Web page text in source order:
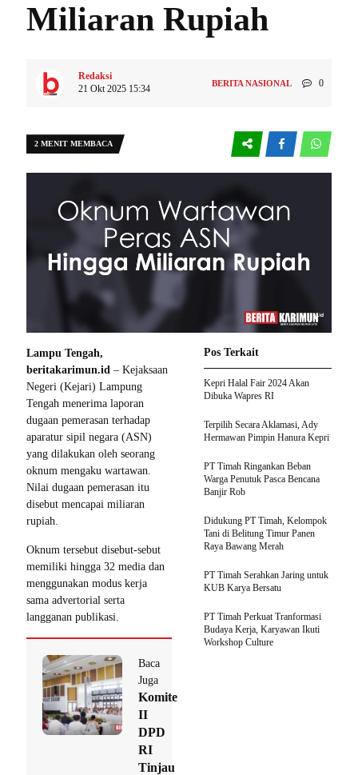
Miliaran Rupiah
Redaksi
21 Okt 2025 15:34
BERITA NASIONAL 0
2 MENIT MEMBACA
Lampu Tengah,
beritakarimun.id – Kejaksaan
Negeri (Kejari) Lampung
Tengah menerima laporan
dugaan pemerasan terhadap
aparatur sipil negara (ASN)
yang dilakukan oleh seorang
oknum mengaku wartawan.
Nilai dugaan pemerasan itu
disebut mencapai miliaran
rupiah.
Oknum tersebut disebut-sebut
memiliki hingga 32 media dan
menggunakan modus kerja
sama advertorial serta
langganan publikasi.
Baca
Juga
Komite
II
DPD
RI
Tinjau
Pos Terkait
Kepri Halal Fair 2024 Akan
Dibuka Wapres RI
Terpilih Secara Aklamasi, Ady
Hermawan Pimpin Hanura Kepri
PT Timah Ringankan Beban
Warga Penutuk Pasca Bencana
Banjir Rob
Didukung PT Timah, Kelompok
Tani di Belitung Timur Panen
Raya Bawang Merah
PT Timah Serahkan Jaring untuk
KUB Karya Bersatu
PT Timah Perkuat Tranformasi
Budaya Kerja, Karyawan Ikuti
Workshop Culture